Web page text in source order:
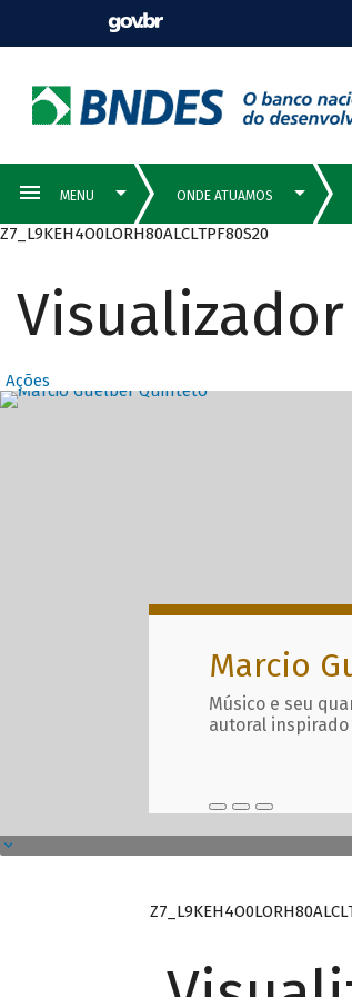
Z7_L9KEH4O0LORH80ALCLTPF80S20
Ações
Marcio
Músico e seu
autoral inspirado